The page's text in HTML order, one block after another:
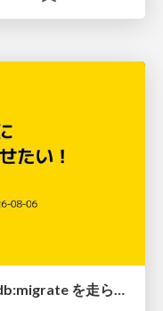
モノリス Rails でも日中に rails db:migrate を走らせたい！ / Daytime rails db:migrate on Monolithic Rails!